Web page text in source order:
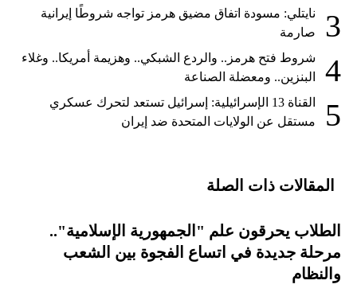
3
نايتلي: مسودة اتفاق مضيق هرمز تواجه شروطًا إيرانية
صارمة
4
شروط فتح هرمز.. والردع الشبكي.. وهزيمة أمريكا.. وغلاء
البنزين.. ومعضلة الصناعة
5
القناة 13 الإسرائيلية: إسرائيل تستعد لتحرك عسكري
مستقل عن الولايات المتحدة ضد إيران
المقالات ذات الصلة
الطلاب يحرقون علم "الجمهورية الإسلامية"..
مرحلة جديدة في اتساع الفجوة بين الشعب
والنظام